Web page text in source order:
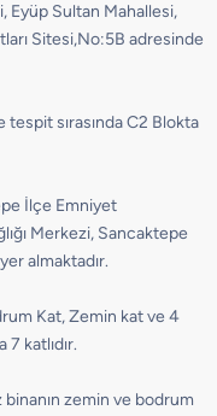
Eyüp Sultan Mahallesi,
Sitesi,No:5B adresinde
sırasında C2 Blokta
İlçe Emniyet
Merkezi, Sancaktepe
almaktadır.
Kat, Zemin kat ve 4
katlıdır.
binanın zemin ve bodrum